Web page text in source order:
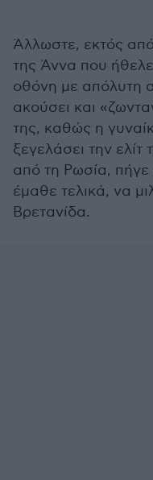
Άλλωστε, εκτός από
της Άννα που
οθόνη με απόλυτη
ακούσει και
της, καθώς η
ξεγελάσει την
από τη Ρωσία, πήγε
έμαθε τελικά, να
Βρετανίδα.